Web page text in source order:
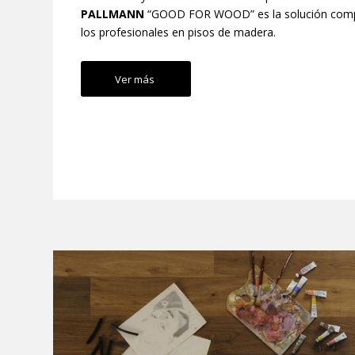
PALLMANN “GOOD FOR WOOD” es la solución
los profesionales en pisos de madera.
Ver más